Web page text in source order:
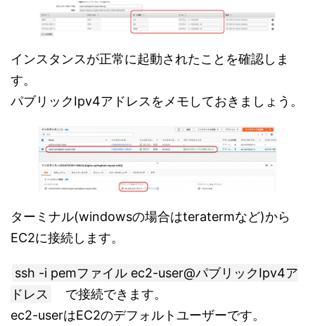
インスタンスが正常に起動されたことを確認しま
す。
パブリックIpv4アドレスをメモしておきましょう。
ターミナル(windowsの場合はteratermなど)から
EC2に接続します。
ssh -i pemファイル ec2-user@パブリックIpv4ア
ドレス
で接続できます。
ec2-userはEC2のデフォルトユーザーです。